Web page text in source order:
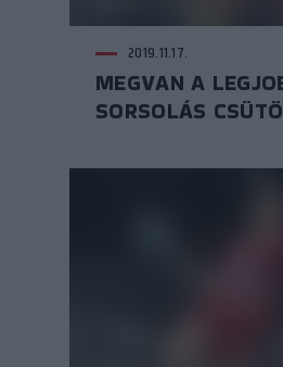
2019.11.17.
MEGVAN A
SORSOLÁS